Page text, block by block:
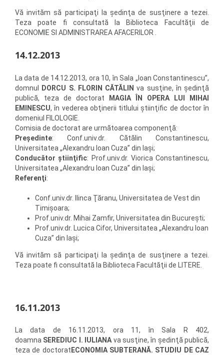
Vă invităm să participaţi la şedinţa de susţinere a tezei.
Teza poate fi consultată la Biblioteca Facultăţii de
ECONOMIE SI ADMINISTRAREA AFACERILOR .
14.12.2013
La data de 14.12.2013, ora 10, în Sala „Ioan Constantinescu”,
domnul DORCU S. FLORIN CĂTĂLIN va susţine, în şedinţă
publică, teza de doctorat MAGIA ÎN OPERA LUI MIHAI
EMINESCU, în vederea obţinerii titlului ştiinţific de doctor în
domeniul FILOLOGIE.
Comisia de doctorat are următoarea componenţă:
Preşedinte: Conf.univ.dr. Cătălin Constantinescu,
Universitatea „Alexandru Ioan Cuza” din Iaşi;
Conducător ştiinţific: Prof.univ.dr. Viorica Constantinescu,
Universitatea „Alexandru Ioan Cuza” din Iaşi;
Referenţi:
Conf.univ.dr. Ilinca Ţăranu, Universitatea de Vest din
Timişoara;
Prof.univ.dr. Mihai Zamfir, Universitatea din Bucureşti;
Prof.univ.dr. Lucica Cifor, Universitatea „Alexandru Ioan
Cuza” din Iaşi;
Vă invităm să participaţi la şedinţa de susţinere a tezei.
Teza poate fi consultată la Biblioteca Facultăţii de LITERE.
16.11.2013
La data de 16.11.2013, ora 11, în Sala R 402,
doamna SEREDIUC I. IULIANAva susţine, în şedinţă publică,
teza de doctorat ECONOMIA SUBTERANĂ. STUDIU DE CAZ